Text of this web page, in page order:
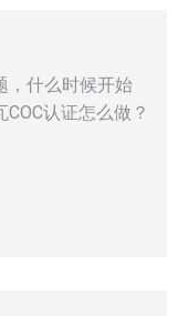
，什么时候开始
认证怎么做？